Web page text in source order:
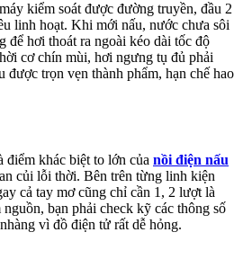
kiểm soát được đường truyền, đầu 2
linh hoạt. Khi mới nấu, nước chưa sôi
để hơi thoát ra ngoài kéo dài tốc độ
cơ chín mùi, hơi ngưng tụ đủ phải
được trọn vẹn thành phẩm, hạn chế hao
khác biệt to lớn của nồi điện nấu
củi lỗi thời. Bên trên từng linh kiện
cả tay mơ cũng chỉ cần 1, 2 lượt là
bạn phải check kỹ các thông số
vì đồ điện tử rất dễ hỏng.